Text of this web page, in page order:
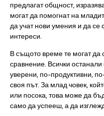
предлагат общност,
могат да помогнат на
да учат нови умения и да се
интереси.
В същото време те могат да
сравнение. Всички
уверени, по-продуктивни,
своя път. За млад човек,
или посока, това може да
само да успееш, а да